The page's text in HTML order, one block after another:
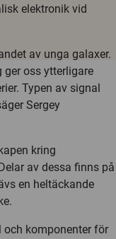
elektronik vid
av unga galaxer.
oss ytterligare
Typen av signal
Sergey
kring
av dessa finns på
en heltäckande
och komponenter för